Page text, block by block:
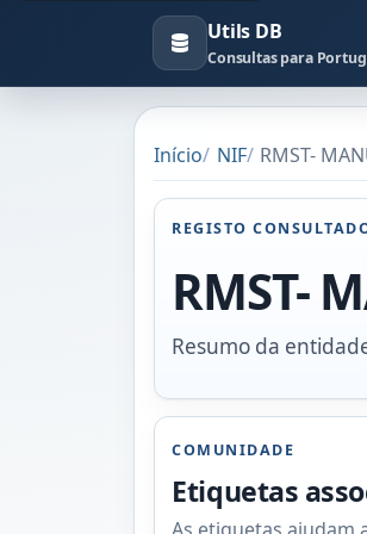
Utils DB
Consultas para
Início NIF RMST-
REGISTO
RMST-
Resumo da
COMUNIDADE
Etiquetas